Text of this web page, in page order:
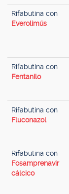
Rifabutina con
Everolimús
Rifabutina con
Fentanilo
Rifabutina con
Fluconazol
Rifabutina con
Fosamprenavir
cálcico